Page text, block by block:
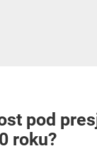
pod
roku?